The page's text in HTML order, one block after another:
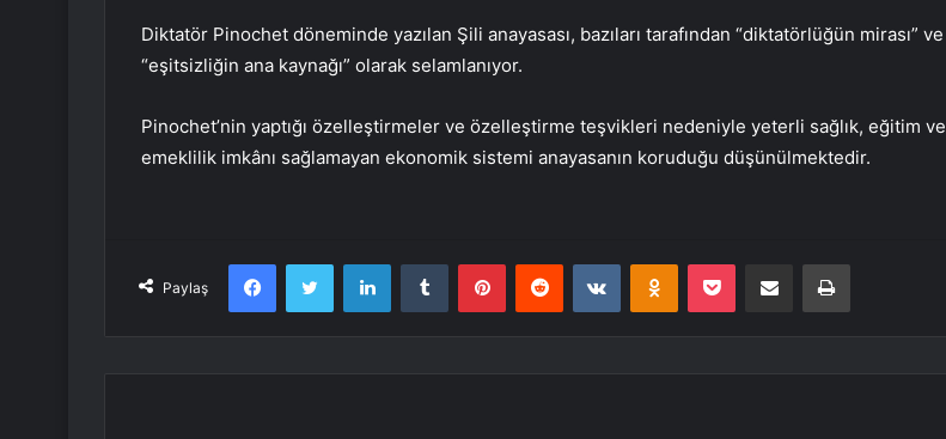
Diktatör Pinochet döneminde yazılan Şili anayasası, bazıları tarafından “diktatörlüğün mirası” ve
“eşitsizliğin ana kaynağı” olarak selamlanıyor.
Pinochet’nin yaptığı özelleştirmeler ve özelleştirme teşvikleri nedeniyle yeterli sağlık, eğitim ve
emeklilik imkânı sağlamayan ekonomik sistemi anayasanın koruduğu düşünülmektedir.
Paylaş
FacebookTwitter LinkedInTumblr PinterestReddit VKontakteOdnoklassniki
Pocket E-Posta ile paylaş Yazdır